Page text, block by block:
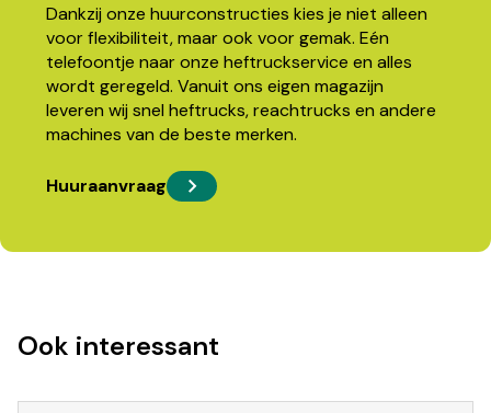
Dankzij onze huurconstructies kies je niet alleen
voor flexibiliteit, maar ook voor gemak. Eén
telefoontje naar onze heftruckservice en alles
wordt geregeld. Vanuit ons eigen magazijn
leveren wij snel heftrucks, reachtrucks en andere
machines van de beste merken.
Huuraanvraag
Ook interessant